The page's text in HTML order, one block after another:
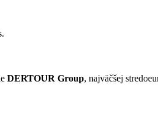
DERTOUR Group, najväčšej